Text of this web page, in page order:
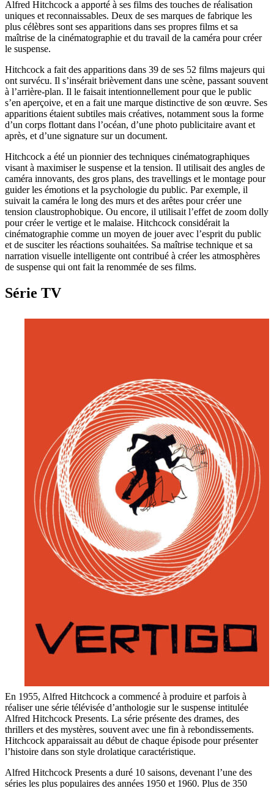
Alfred Hitchcock a apporté à ses films des touches de réalisation
uniques et reconnaissables. Deux de ses marques de fabrique les
plus célèbres sont ses apparitions dans ses propres films et sa
maîtrise de la cinématographie et du travail de la caméra pour créer
le suspense.
Hitchcock a fait des apparitions dans 39 de ses 52 films majeurs qui
ont survécu. Il s’insérait brièvement dans une scène, passant souvent
à l’arrière-plan. Il le faisait intentionnellement pour que le public
s’en aperçoive, et en a fait une marque distinctive de son œuvre. Ses
apparitions étaient subtiles mais créatives, notamment sous la forme
d’un corps flottant dans l’océan, d’une photo publicitaire avant et
après, et d’une signature sur un document.
Hitchcock a été un pionnier des techniques cinématographiques
visant à maximiser le suspense et la tension. Il utilisait des angles de
caméra innovants, des gros plans, des travellings et le montage pour
guider les émotions et la psychologie du public. Par exemple, il
suivait la caméra le long des murs et des arêtes pour créer une
tension claustrophobique. Ou encore, il utilisait l’effet de zoom dolly
pour créer le vertige et le malaise. Hitchcock considérait la
cinématographie comme un moyen de jouer avec l’esprit du public
et de susciter les réactions souhaitées. Sa maîtrise technique et sa
narration visuelle intelligente ont contribué à créer les atmosphères
de suspense qui ont fait la renommée de ses films.
Série TV
En 1955, Alfred Hitchcock a commencé à produire et parfois à
réaliser une série télévisée d’anthologie sur le suspense intitulée
Alfred Hitchcock Presents. La série présente des drames, des
thrillers et des mystères, souvent avec une fin à rebondissements.
Hitchcock apparaissait au début de chaque épisode pour présenter
l’histoire dans son style drolatique caractéristique.
Alfred Hitchcock Presents a duré 10 saisons, devenant l’une des
séries les plus populaires des années 1950 et 1960. Plus de 350